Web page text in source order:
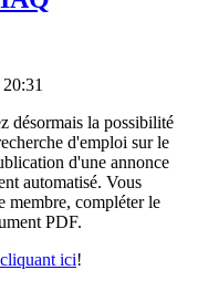
désormais la possibilité
d'emploi sur le
d'une annonce
automatisé. Vous
membre, compléter le
PDF.
ici!